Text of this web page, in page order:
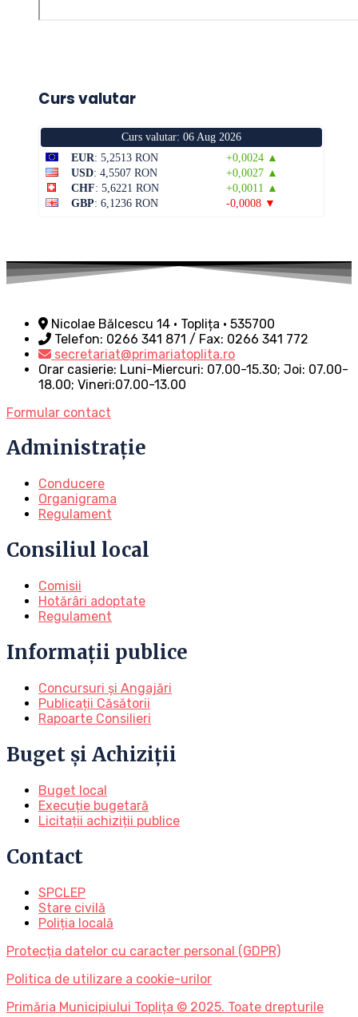
Curs valutar
Curs valutar: 06 Aug 2026
EUR: 5,2513 RON
+0,0024 ▲
USD: 4,5507 RON
+0,0027 ▲
CHF: 5,6221 RON
+0,0011 ▲
GBP: 6,1236 RON -0,0008 ▼
Nicolae Bălcescu 14 • Toplița • 535700
Telefon: 0266 341 871 / Fax: 0266 341 772
secretariat@primariatoplita.ro
Orar casierie: Luni-Miercuri: 07.00-15.30; Joi: 07.00-
18.00; Vineri:07.00-13.00
Formular contact
Administrație
Conducere
Organigrama
Regulament
Consiliul local
Comisii
Hotărâri adoptate
Regulament
Informații publice
Concursuri și Angajări
Publicații Căsătorii
Rapoarte Consilieri
Buget și Achiziții
Buget local
Execuție bugetară
Licitații achiziții publice
Contact
SPCLEP
Stare civilă
Poliția locală
Protecția datelor cu caracter personal (GDPR)
Politica de utilizare a cookie-urilor
Primăria Municipiului Toplița © 2025. Toate drepturile